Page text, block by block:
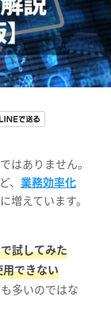
はありません。
業務効率化
増えています。
試してみた
できない
多いのではな